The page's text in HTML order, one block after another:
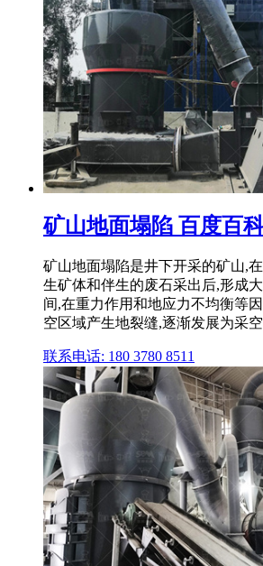
矿山地面塌陷 百度百
矿山地面塌陷是井下开采的矿山,
生矿体和伴生的废石采出后,形成
间,在重力作用和地应力不均衡等
空区域产生地裂缝,逐渐发展为采
联系电话: 180 3780 8511